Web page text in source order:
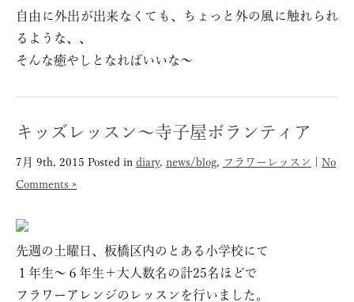
自由に外出が出来なくても、ちょっと外の風に触れられ
るような、、
そんな癒やしとなればいいな〜
キッズレッスン〜寺子屋ボランティア
7月 9th, 2015 Posted in diary, news/blog, フラワーレッスン
No
Comments »
先週の土曜日、板橋区内のとある小学校にて
１年生〜６年生＋大人数名の計25名ほどで
フラワーアレンジのレッスンを行いました。